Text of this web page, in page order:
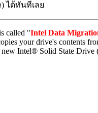
ได้ทันทีเลย
called "Intel Data
your drive's contents
new Intel® Solid State Drive